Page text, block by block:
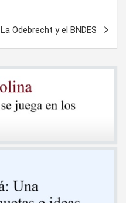
La Odebrecht y el BNDES